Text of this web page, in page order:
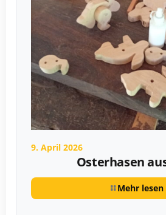
9. April 2026
Osterhasen
Mehr lesen